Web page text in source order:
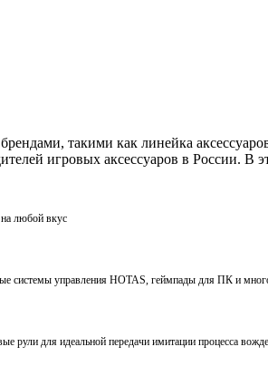
такими как линейка
игровых аксессуаров в России. В
любой вкус
системы управления HOTAS, геймпады для ПК и
рули для идеальной передачи имитации процесса